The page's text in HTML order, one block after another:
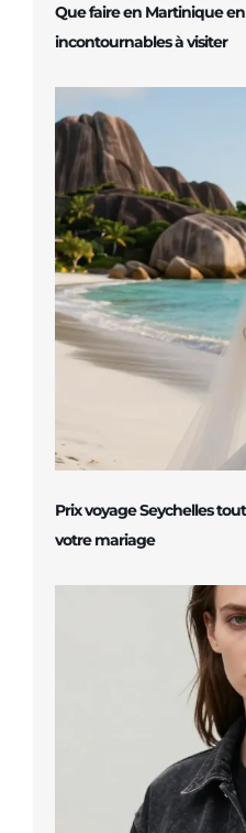
Que faire en Martinique en
incontournables à visiter
Prix voyage Seychelles
votre mariage